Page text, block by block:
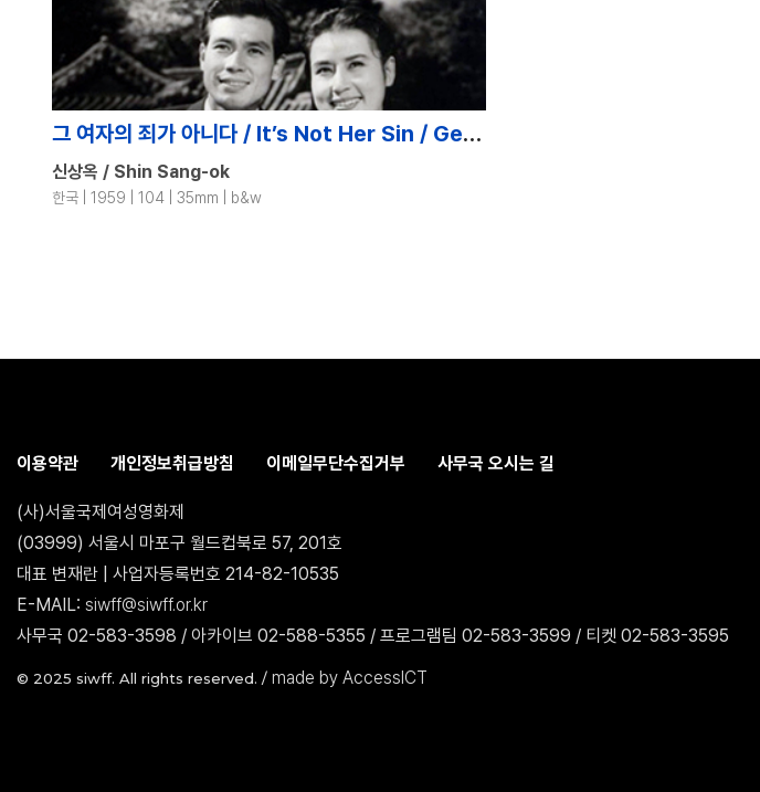
그 여자의 죄가 아니다 / It’s Not Her Sin / Geu Yeojaui Joega Anida
신상옥 / Shin Sang-ok
한국 | 1959 | 104 | 35mm | b&w
이용약관 개인정보취급방침 이메일무단수집거부 사무국 오시는 길
(사)서울국제여성영화제
(03999) 서울시 마포구 월드컵북로 57, 201호
대표 변재란 | 사업자등록번호 214-82-10535
E-MAIL: siwff@siwff.or.kr
사무국 02-583-3598 / 아카이브 02-588-5355 / 프로그램팀 02-583-3599 / 티켓 02-583-3595
© 2025 siwff. All rights reserved. / made by AccessICT